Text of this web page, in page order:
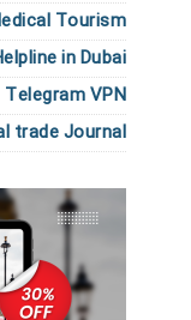
Tourism
in Dubai
Telegram VPN
trade Journal